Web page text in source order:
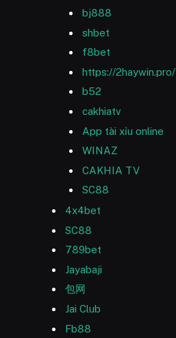
bj888
shbet
f8bet
https://2haywin.pro/
b52
cakhiatv
App tài xỉu online
WINAZ
CAKHIA TV
SC88
4x4bet
SC88
789bet
Jayabaji
包网
Jai Club
Fb88